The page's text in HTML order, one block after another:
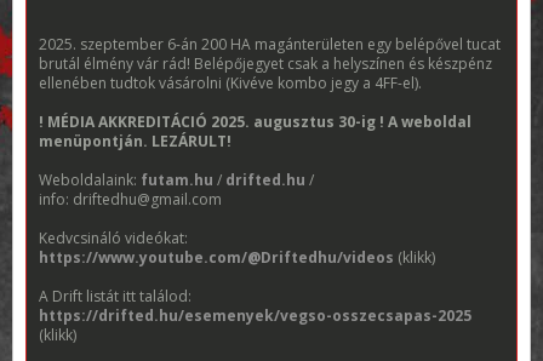
2025. szeptember 6-án 200 HA magánterületen egy belépővel tucat
brutál élmény vár rád! Belépőjegyet csak a helyszínen és készpénz
ellenében tudtok vásárolni (Kivéve kombo jegy a 4FF-el).
! MÉDIA AKKREDITÁCIÓ 2025. augusztus 30-ig ! A weboldal
menüpontján. LEZÁRULT!
Weboldalaink: futam.hu / drifted.hu /
info: driftedhu@gmail.com
Kedvcsináló videókat:
https://www.youtube.com/@Driftedhu/videos (klikk)
A Drift listát itt találod:
https://drifted.hu/esemenyek/vegso-osszecsapas-2025
(klikk)